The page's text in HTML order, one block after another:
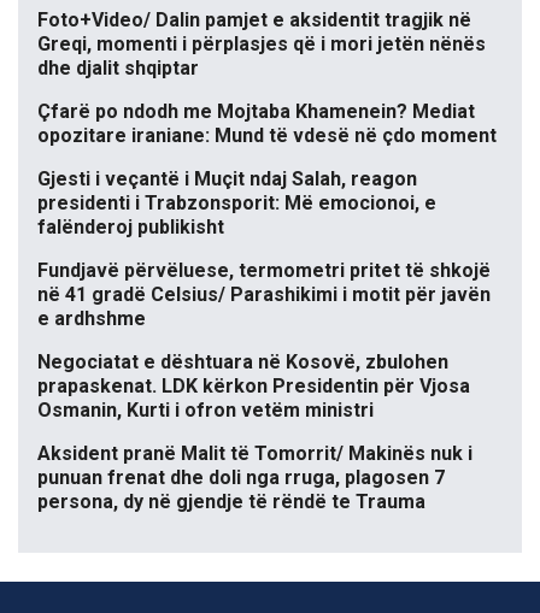
Foto+Video/ Dalin pamjet e aksidentit tragjik në
Greqi, momenti i përplasjes që i mori jetën nënës
dhe djalit shqiptar
Çfarë po ndodh me Mojtaba Khamenein? Mediat
opozitare iraniane: Mund të vdesë në çdo moment
Gjesti i veçantë i Muçit ndaj Salah, reagon
presidenti i Trabzonsporit: Më emocionoi, e
falënderoj publikisht
Fundjavë përvëluese, termometri pritet të shkojë
në 41 gradë Celsius/ Parashikimi i motit për javën
e ardhshme
Negociatat e dështuara në Kosovë, zbulohen
prapaskenat. LDK kërkon Presidentin për Vjosa
Osmanin, Kurti i ofron vetëm ministri
Aksident pranë Malit të Tomorrit/ Makinës nuk i
punuan frenat dhe doli nga rruga, plagosen 7
persona, dy në gjendje të rëndë te Trauma